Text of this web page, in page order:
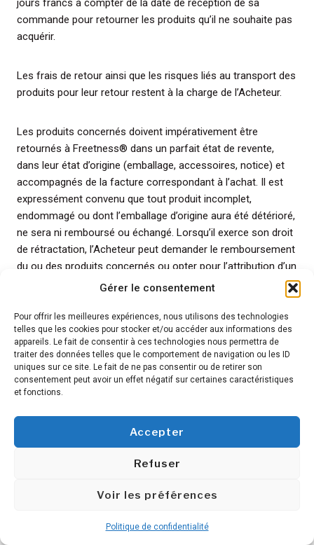
Gérer le consentement
Pour offrir les meilleures expériences, nous utilisons des technologies
telles que les cookies pour stocker et/ou accéder aux informations des
appareils. Le fait de consentir à ces technologies nous permettra de
traiter des données telles que le comportement de navigation ou les ID
uniques sur ce site. Le fait de ne pas consentir ou de retirer son
consentement peut avoir un effet négatif sur certaines caractéristiques
et fonctions.
Accepter
Refuser
Voir les préférences
Politique de confidentialité
jours francs à compter de la date de réception de sa
commande pour retourner les produits qu’il ne souhaite pas
acquérir.
Les frais de retour ainsi que les risques liés au transport des
produits pour leur retour restent à la charge de l’Acheteur.
Les produits concernés doivent impérativement être
retournés à Freetness® dans un parfait état de revente,
dans leur état d’origine (emballage, accessoires, notice) et
accompagnés de la facture correspondant à l’achat. Il est
expressément convenu que tout produit incomplet,
endommagé ou dont l’emballage d’origine aura été détérioré,
ne sera ni remboursé ou échangé. Lorsqu’il exerce son droit
de rétractation, l’Acheteur peut demander le remboursement
du ou des produits concernés ou opter pour l’attribution d’un
bon d’achat à valoir sur les produits proposés à la vente. En
cas de demande de bon d’achat, Freetness® communiquera
à l’Acheteur, par courrier, la durée de validité du bon d’achat.
En cas de demande de remboursement, le règlement sera
effectué par chèque. Il appartient à l’acheteur de prévenir
Freetness® par courrier ou email avant tout renvoi de
marchandises.
8.1. GARANTIES CONSTRUCTEUR
Lorsqu’il commande, l’Acheteur doit avoir pris connaissance
d’installation, d’utilisation et d’entretien (cf fiches technique